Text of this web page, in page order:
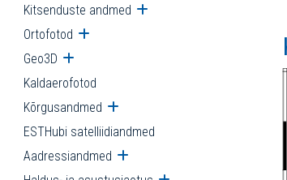
Kitsenduste andmed Ava alammenüü
Ortofotod Ava alammenüü
Geo3D Ava alammenüü
Kaldaerofotod
Kõrgusandmed Ava alammenüü
ESTHubi satelliidiandmed
Aadressiandmed Ava alammenüü